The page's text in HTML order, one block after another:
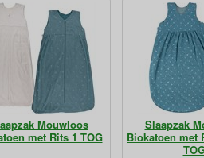
Mouwloos
met Rits 1 TOG
Slaapzak
Biokatoen met